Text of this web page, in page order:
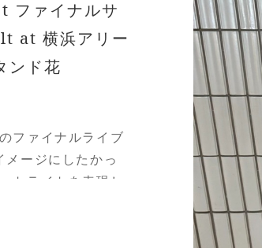
ファイナルサ
at 横浜アリー
ンド花
ファイナルライブ
メージにしたかっ
トライトを表現し